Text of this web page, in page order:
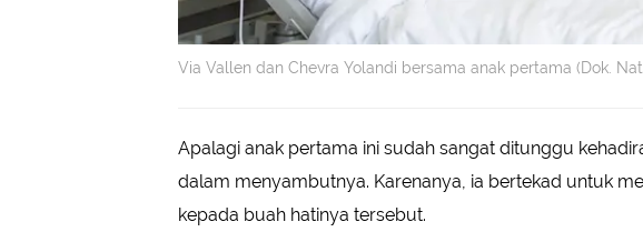
Via Vallen dan Chevra Yolandi bersama anak pertama (Dok.
Apalagi anak pertama ini sudah sangat ditunggu
dalam menyambutnya. Karenanya, ia bertekad untuk
kepada buah hatinya tersebut.